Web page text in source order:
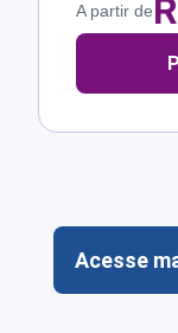
A partir de
Acesse